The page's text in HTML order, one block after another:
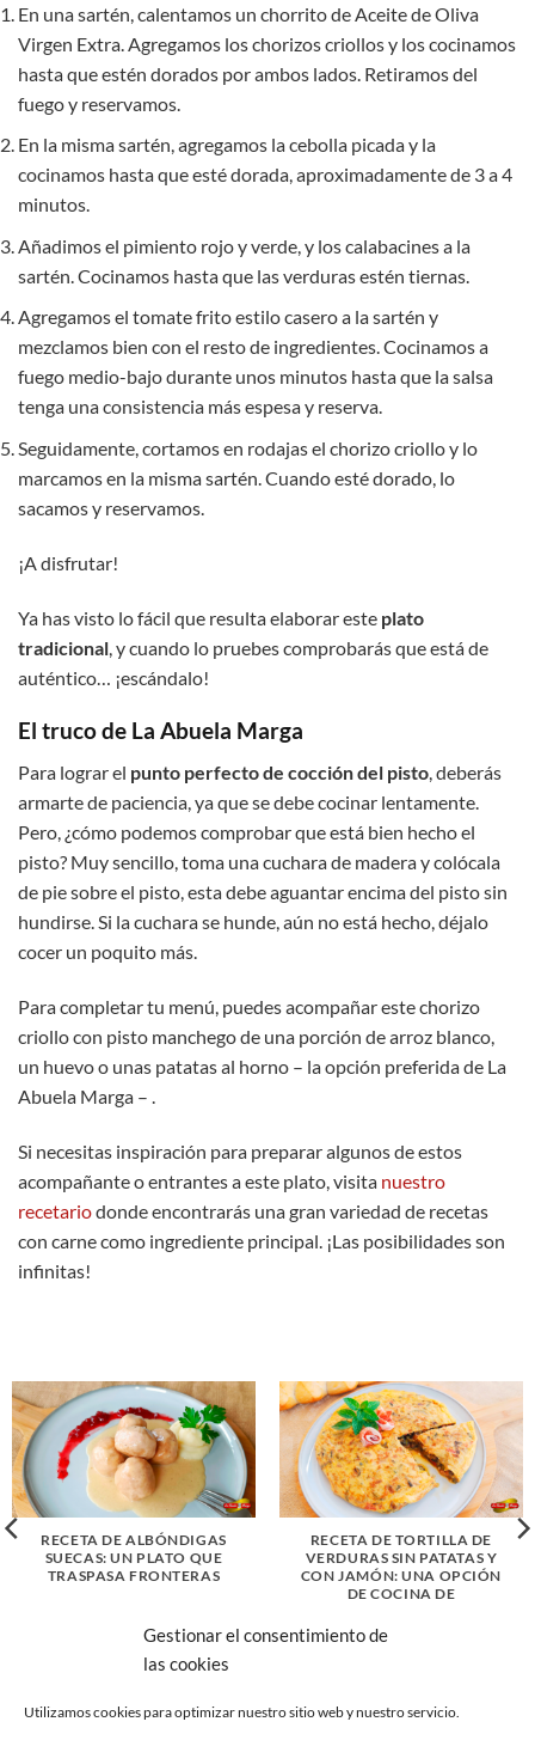
Gestionar el consentimiento de
las cookies
Utilizamos cookies para optimizar nuestro sitio web y nuestro servicio.
En una sartén, calentamos un chorrito de Aceite de Oliva
Virgen Extra. Agregamos los chorizos criollos y los cocinamos
hasta que estén dorados por ambos lados. Retiramos del
fuego y reservamos.
En la misma sartén, agregamos la cebolla picada y la
cocinamos hasta que esté dorada, aproximadamente de 3 a 4
minutos.
Añadimos el pimiento rojo y verde, y los calabacines a la
sartén. Cocinamos hasta que las verduras estén tiernas.
Agregamos el tomate frito estilo casero a la sartén y
mezclamos bien con el resto de ingredientes. Cocinamos a
fuego medio-bajo durante unos minutos hasta que la salsa
tenga una consistencia más espesa y reserva.
Seguidamente, cortamos en rodajas el chorizo criollo y lo
marcamos en la misma sartén. Cuando esté dorado, lo
sacamos y reservamos.
¡A disfrutar!
Ya has visto lo fácil que resulta elaborar este plato
tradicional , y cuando lo pruebes comprobarás que está de
auténtico… ¡escándalo!
El truco de La Abuela Marga
Para lograr el punto perfecto de cocción del pisto, deberás
armarte de paciencia, ya que se debe cocinar lentamente.
Pero, ¿cómo podemos comprobar que está bien hecho el
pisto? Muy sencillo, toma una cuchara de madera y colócala
de pie sobre el pisto, esta debe aguantar encima del pisto sin
hundirse. Si la cuchara se hunde, aún no está hecho, déjalo
cocer un poquito más.
Para completar tu menú, puedes acompañar este chorizo
criollo con pisto manchego de una porción de arroz blanco,
un huevo o unas patatas al horno – la opción preferida de La
Abuela Marga – .
Si necesitas inspiración para preparar algunos de estos
acompañante o entrantes a este plato, visita nuestro
recetariodonde encontrarás una gran variedad de recetas
con carne como ingrediente principal. ¡Las posibilidades son
infinitas!
RECETA DE ALBÓNDIGAS
SUECAS: UN PLATO QUE
TRASPASA FRONTERAS
RECETA DE TORTILLA DE
VERDURAS SIN PATATAS Y
CON JAMÓN: UNA OPCIÓN
DE COCINA DE